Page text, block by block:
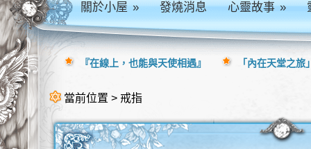
關於小屋» 發燒消息 心靈故事»
當前位置 > 戒指
『在線上，也能與天使相遇』 「內在天堂之